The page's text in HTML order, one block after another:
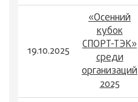
19.10.2025
«Осенний
кубок
СПОРТ-ТЭК»
среди
организаций
2025